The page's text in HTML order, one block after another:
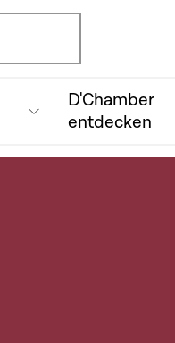
D'Chamber
entdecken